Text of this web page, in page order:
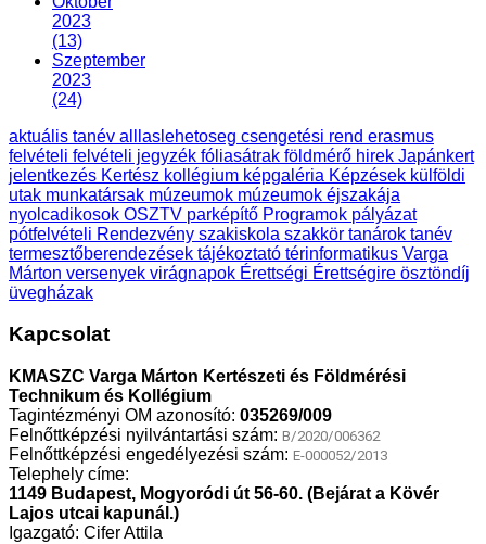
2023
(13)
Szeptember
2023
(24)
aktuális tanév alllaslehetoseg csengetési rend erasmus
felvételi felvételi jegyzék fóliasátrak földmérő hirek Japánkert
jelentkezés Kertész kollégium képgaléria Képzések külföldi
utak munkatársak múzeumok múzeumok éjszakája
nyolcadikosok OSZTV parképítő Programok pályázat
pótfelvételi Rendezvény szakiskola szakkör tanárok tanév
termesztőberendezések tájékoztató térinformatikus Varga
Márton versenyek virágnapok Érettségi Érettségire ösztöndíj
üvegházak
Kapcsolat
KMASZC Varga Márton Kertészeti és Földmérési
Technikum és Kollégium
Tagintézményi OM azonosító: 035269/009
Felnőttképzési nyilvántartási szám: B/2020/006362
Felnőttképzési engedélyezési szám: E-000052/2013
Telephely címe:
1149 Budapest, Mogyoródi út 56-60. (Bejárat a Kövér
Lajos utcai kapunál.)
Igazgató: Cifer Attila